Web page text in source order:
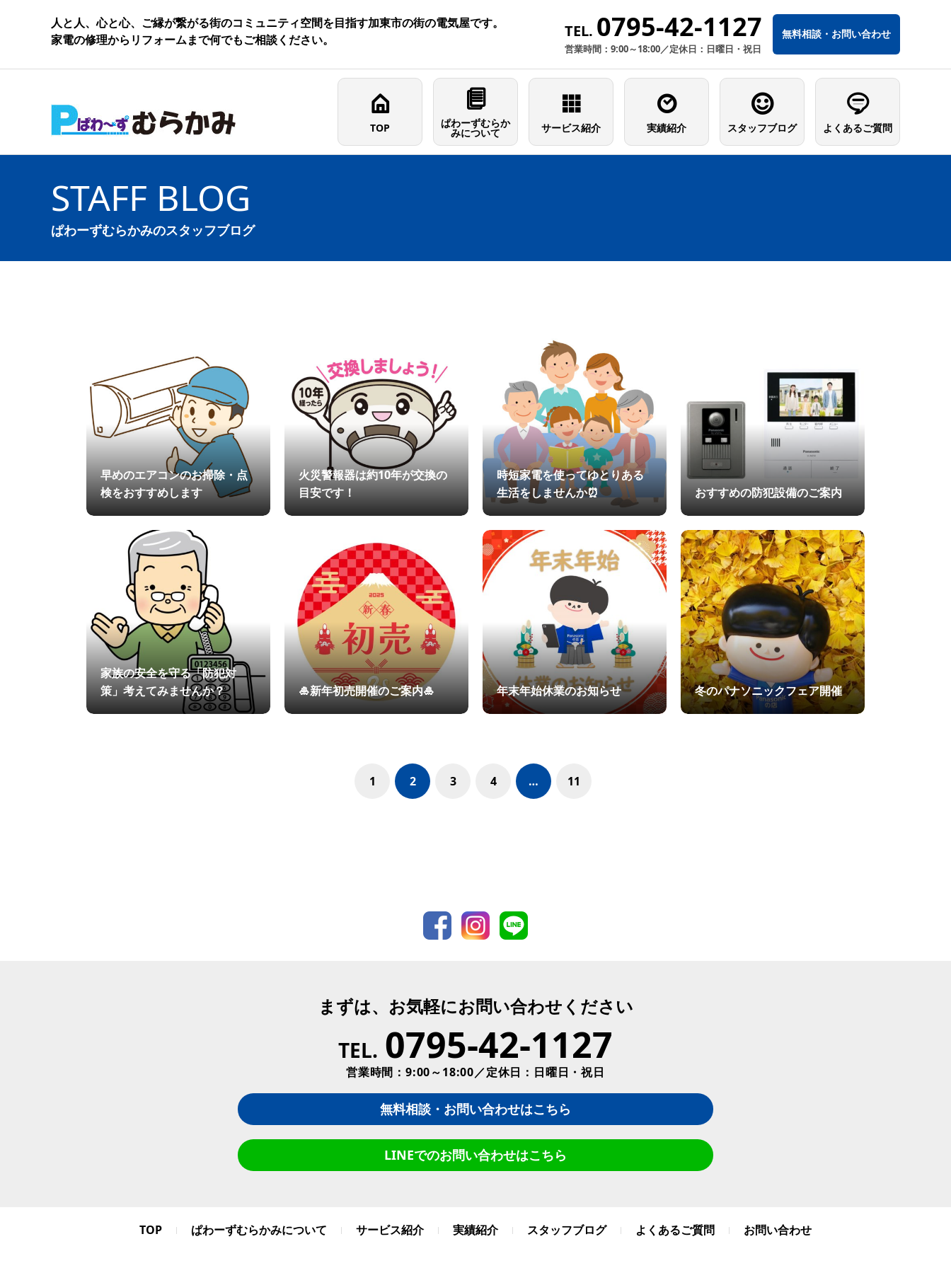
人と人、心と心、ご縁が繋がる街のコミュニティ空間を目指す加東市の街の電気屋です。
家電の修理からリフォームまで何でもご相談ください。
TEL. 0795-42-1127
営業時間：9:00～18:00／定休日：日曜日・祝日
無料相談・お問い合わせ
TOP ぱわーずむらか
みについて サービス紹介 実績紹介 スタッフブログ よくあるご質問
STAFF BLOG
ぱわーずむらかみのスタッフブログ
早めのエアコンのお掃除・点
検をおすすめします
火災警報器は約10年が交換の
目安です！
時短家電を使ってゆとりある
生活をしませんか⏰
おすすめの防犯設備のご案内
家族の安全を守る「防犯対
策」考えてみませんか？
🎍新年初売開催のご案内🎍 年末年始休業のお知らせ 冬のパナソニックフェア開催
1 2 3 4 … 11
まずは、お気軽にお問い合わせください
TEL. 0795-42-1127
営業時間：9:00～18:00／定休日：日曜日・祝日
無料相談・お問い合わせはこちら
LINEでのお問い合わせはこちら
TOP ぱわーずむらかみについて サービス紹介 実績紹介 スタッフブログ よくあるご質問 お問い合わせ